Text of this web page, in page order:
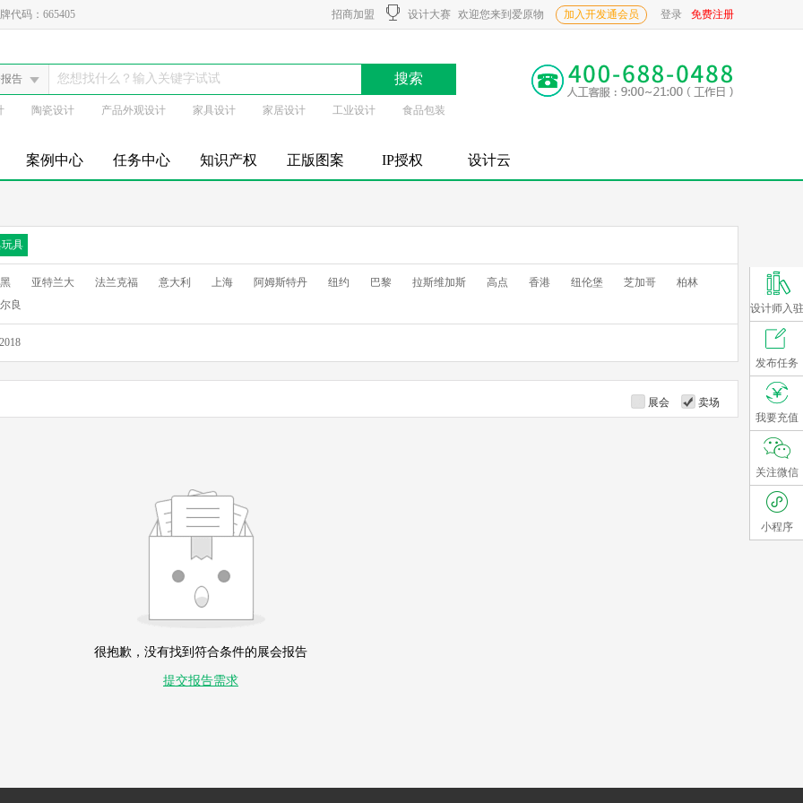
代码：665405 招商加盟 设计大赛 欢迎您来到爱原物 加入开发通会员 免费注册
登录
告
陶瓷设计 产品外观设计 家具设计 家居设计 工业设计 食品包装
案例中心 任务中心 知识产权 正版图案 IP授权 设计云
具
亚特兰大 法兰克福 意大利 上海 阿姆斯特丹 纽约 巴黎 拉斯维加斯 高点 香港 纽伦堡 芝加哥
柏林
良
2018
展会 卖场
很抱歉，没有找到符合条件的展会报告
提交报告需求
设计师入驻
发布任务
我要充值
关注微信
小程序